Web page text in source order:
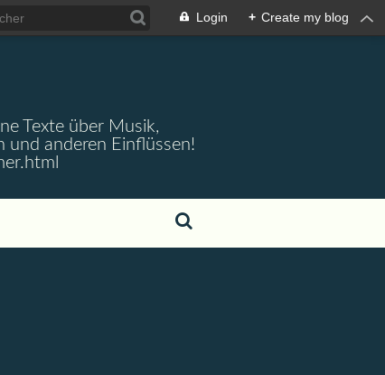
Login + Create my blog
Texte über Musik,
und anderen Einflüssen!